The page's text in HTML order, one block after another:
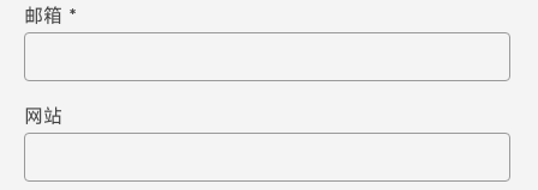
邮箱 *
网站